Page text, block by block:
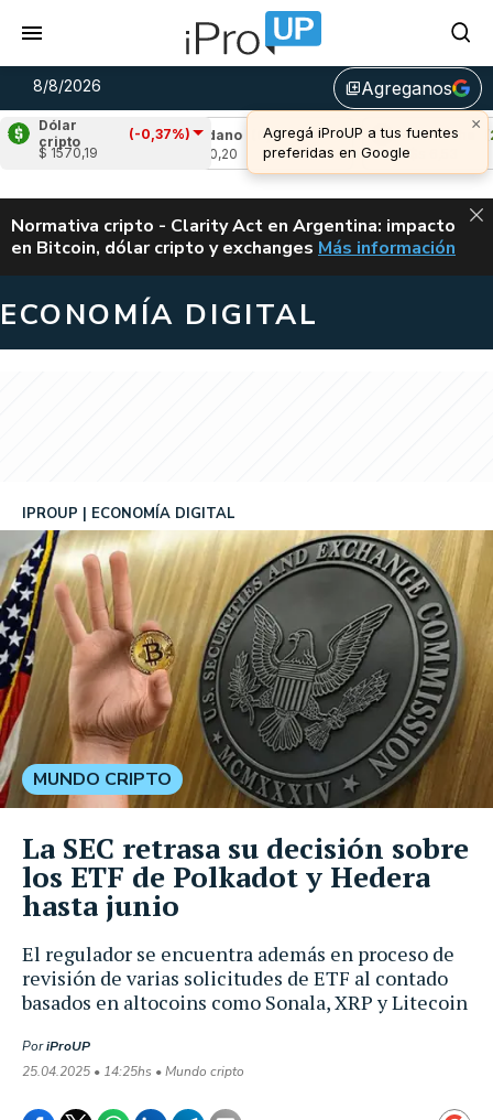
8/8/2026 library_addAgreganos
×
Agregá iProUP a tus fuentes
preferidas en Google
Dólar
cripto
(-0,37%)
$ 1570,19
Cardano (0,84%)
Avalanche
u$s 6,53
ALERTA
Normativa cripto - Clarity Act en Argentina: impacto
en Bitcoin, dólar cripto y exchanges CLARITY ACT EN
Más información
ECONOMÍA DIGITAL
El regulador se encuentra además en proceso de
revisión de varias solicitudes de ETF al contado
basados en altocoins como Sonala, XRP y Litecoin
IPROUP ECONOMÍA DIGITAL
PoriProUP
25.04.2025 • 14:25hs • Mundo cripto
MUNDO CRIPTO
La SEC retrasa su decisión sobre
los ETF de Polkadot y Hedera
hasta junio